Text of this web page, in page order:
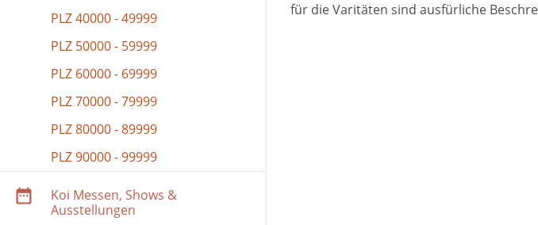
PLZ 40000 - 49999
PLZ 50000 - 59999
PLZ 60000 - 69999
PLZ 70000 - 79999
PLZ 80000 - 89999
PLZ 90000 - 99999
Koi Messen, Shows &
Ausstellungen
für die Varitäten sind ausfürliche